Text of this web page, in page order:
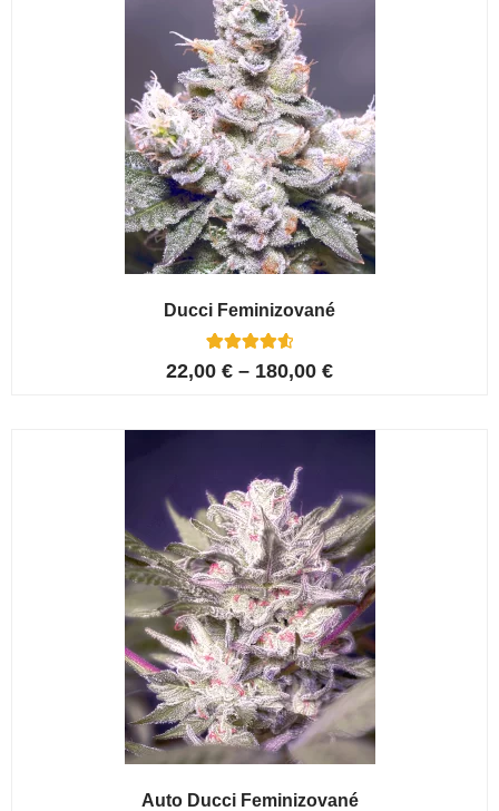
Ducci Feminizované
Hodnoceno
4.67
6
22,00 € – 180,00 €
Auto Ducci Feminizované